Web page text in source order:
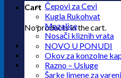
Cart
No products in the cart.
Čepovi za Cevi
Kugla Rukohvat
Mazalice
Nosači kliznih vrata
NOVO U PONUDI
Okov za konzolne
Razno – Usluge
Šarke limene za